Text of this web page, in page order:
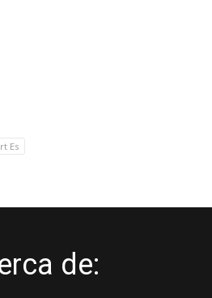
Es
de: